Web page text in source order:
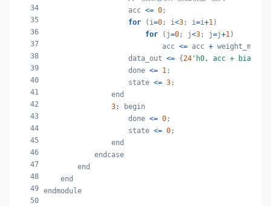
34
35
36
37
38
39
40
41
42
43
44
45
46
47
48
49
50
                    acc
<= 0;
for (i=0; i<3; i=i+1)
for (j=0; j<3; j=j+1)
                            acc
<= acc + weight_mem[i
                    data_out
<= {24 'h0, acc +
                    done
<= 1;
                    state
<= 3;
                end
3:
begin
                    done
<= 0;
                    state
<= 0;
                end
            endcase
        end
    end
endmodule